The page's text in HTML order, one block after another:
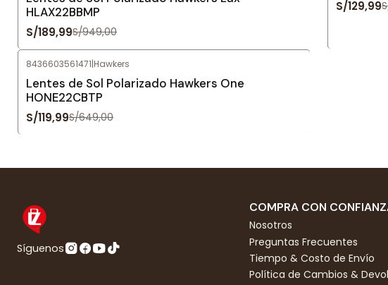
HLAX22BBMP
S/189,99S/949,00
S/129,99
8436603561471|Hawkers
Lentes de Sol Polarizado Hawkers One
HONE22CBTP
S/119,99S/649,00
Síguenos
COMPRA CON
Nosotros
Preguntas Frecuentes
Tiempo & Costo de Envío
Política de Cambios &